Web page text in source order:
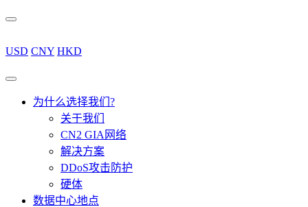
USD CNY HKD
为什么选择我们?
关于我们
CN2 GIA网络
解决方案
DDoS攻击防护
硬体
数据中心地点